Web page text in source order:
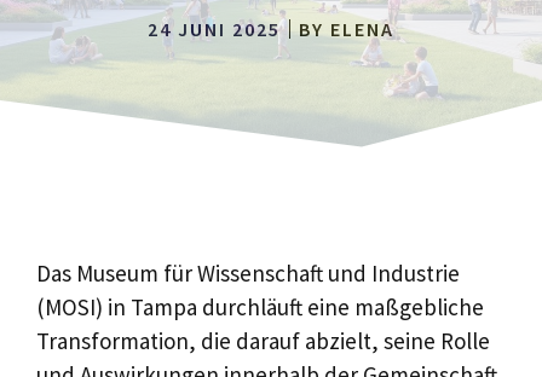
24 JUNI 2025 BY ELENA
Das Museum für Wissenschaft und Industrie
(MOSI) in Tampa durchläuft eine maßgebliche
Transformation, die darauf abzielt, seine Rolle